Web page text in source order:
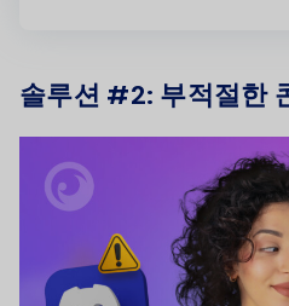
솔루션 #2: 부적절한